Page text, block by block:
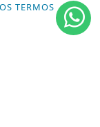
TERMOS